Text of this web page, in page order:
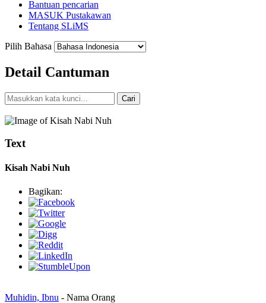
Bantuan pencarian
MASUK Pustakawan
Tentang SLiMS
Pilih Bahasa
Detail Cantuman
Cari
Text
Kisah Nabi Nuh
Bagikan:
Muhidin, Ibnu - Nama Orang